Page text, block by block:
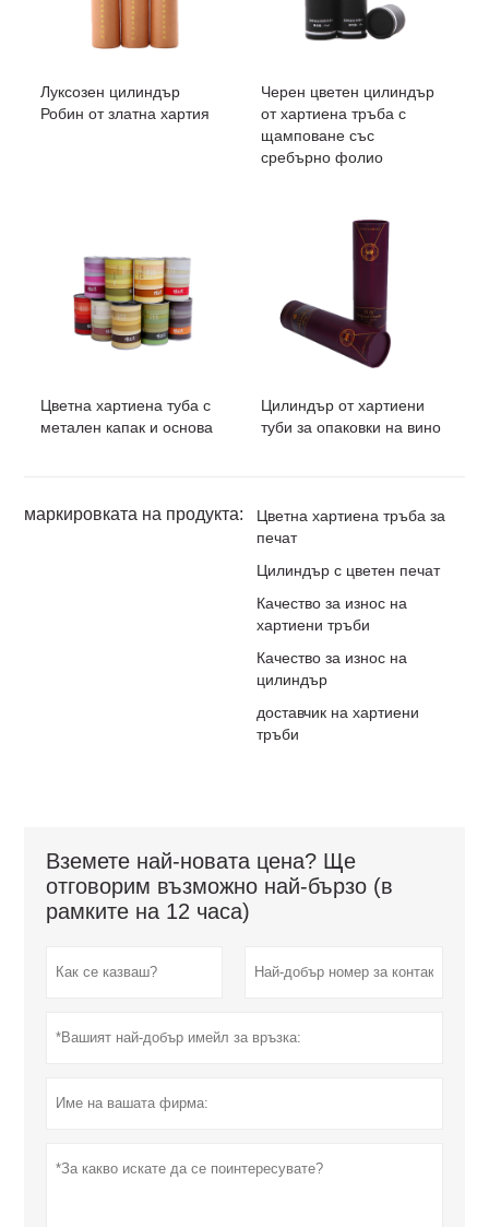
Луксозен цилиндър
Робин от златна хартия
Черен цветен цилиндър
от хартиена тръба с
щамповане със
сребърно фолио
Цветна хартиена туба с
метален капак и основа
Цилиндър от хартиени
туби за опаковки на вино
маркировката на продукта:
Цветна хартиена тръба за
печат
Цилиндър с цветен печат
Качество за износ на
хартиени тръби
Качество за износ на
цилиндър
доставчик на хартиени
тръби
Вземете най-новата цена? Ще
отговорим възможно най-бързо (в
рамките на 12 часа)